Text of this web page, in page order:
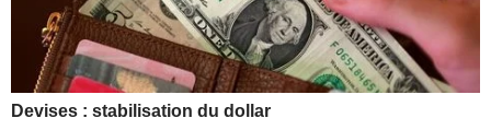
Devises : stabilisation du dollar